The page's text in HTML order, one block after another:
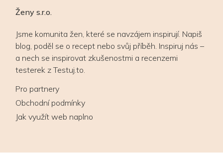
Ženy s.r.o.
Jsme komunita žen, které se navzájem inspirují. Napiš
blog, poděl se o recept nebo svůj příběh. Inspiruj nás –
a nech se inspirovat zkušenostmi a recenzemi
testerek z Testuj.to.
Pro partnery
Obchodní podmínky
Jak využít web naplno